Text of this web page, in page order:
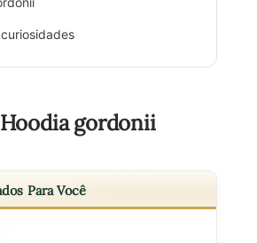
gordonii
Para Você